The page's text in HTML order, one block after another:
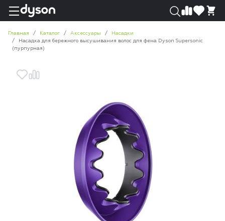
Главная Каталог Аксессуары
Насадки
Насадка для бережного высушивания волос для фена Dyson Supersonic
(пурпурная)